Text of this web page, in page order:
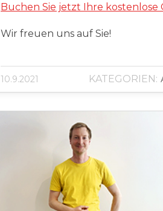
Buchen Sie jetzt Ihre kostenlose
Wir freuen uns auf Sie!
10.9.2021 KATEGORIEN: